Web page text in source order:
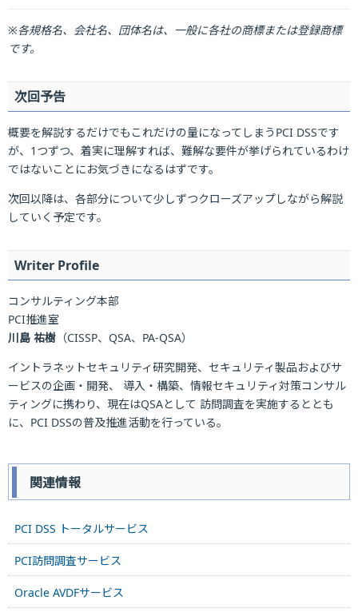
※各規格名、会社名、団体名は、一般に各社の商標または登録商標
です。
次回予告
概要を解説するだけでもこれだけの量になってしまうPCI DSSです
が、1つずつ、着実に理解すれば、難解な要件が挙げられているわけ
ではないことにお気づきになるはずです。
次回以降は、各部分について少しずつクローズアップしながら解説
していく予定です。
Writer Profile
コンサルティング本部
PCI推進室
川島 祐樹 （CISSP、QSA、PA-QSA）
イントラネットセキュリティ研究開発、セキュリティ製品およびサ
ービスの企画・開発、 導入・構築、情報セキュリティ対策コンサル
ティングに携わり、現在はQSAとして 訪問調査を実施するととも
に、PCI DSSの普及推進活動を行っている。
関連情報
PCI DSS トータルサービス
PCI訪問調査サービス
Oracle AVDFサービス